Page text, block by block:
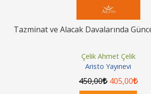
Tazminat ve Alacak Davalarında
Çelik Ahmet Çelik
Aristo Yayınevi
450,00 405,00